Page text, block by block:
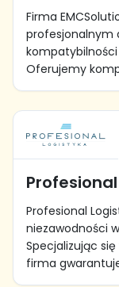
Firma
profesjonalnym
Oferujemy
Profesional
niezawodności
Specjalizując
firma